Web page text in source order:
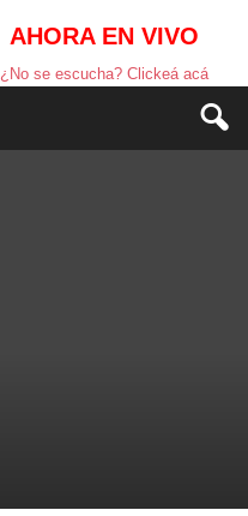
AHORA EN VIVO
¿No se escucha? Clickeá acá